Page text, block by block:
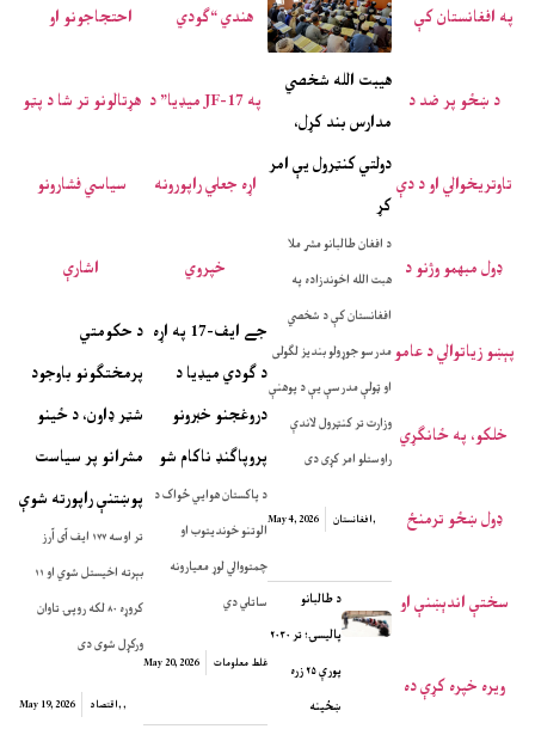
د حکومتي
پرمختګونو باوجود
شټر ډاون، د ځینو
مشرانو پر سیاست
پوښتنې راپورته شوې
تر اوسه ۱۷۷ ایف آی آرز
بېرته اخیستل شوي او ۱۱
کروړه ۸۰ لکه روپۍ تاوان
ورکړل شوی دی
May 19, 2026 اقتصاد,,
جے ایف-17 په اړه
د ګودي میډیا د
دروغجنو خبرونو
پروپاګنډ ناکام شو
د پاکستان هوایي ځواک د
الوتنو خوندیتوب او
چمتووالي لوړ معیارونه
ساتلي دي
May 20, 2026 غلط معلومات
هیبت الله شخصي
مدارس بند کړل،
دولتي کنټرول یې امر
کړ
د افغان طالبانو مشر ملا
هبت الله اخوندزاده په
افغانستان کې د شخصي
مدرسو جوړولو بندیز لګولی
او ټولې مدرسې یې د پوهنې
وزارت تر کنټرول لاندې
راوستلو امر کړی دی
May 4, 2026 افغانستان,
د طالبانو
پالیسۍ؛ تر ۲۰۳۰
پورې ۲۵ زره
ښځینه